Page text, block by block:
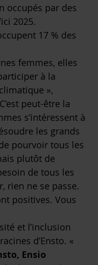
occupés par des
2025.
17 % des
femmes, elles
à la
»,
peut-être la
s’intéressent à
les grands
pourvoir tous les
plutôt de
de tous les
rien ne se passe.
positives. Vous
et l’inclusion
d’Ensto. «
Ensio